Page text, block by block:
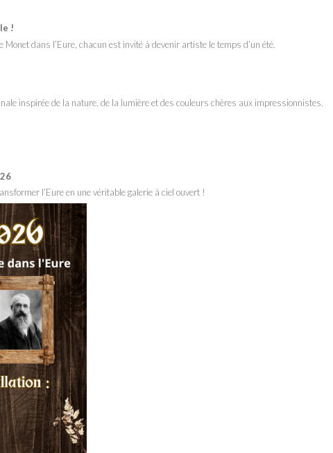
!
dans l’Eure, chacun est invité à devenir artiste le temps d’un été.
inspirée de la nature, de la lumière et des couleurs chères aux impressionnistes.
l’Eure en une véritable galerie à ciel ouvert !